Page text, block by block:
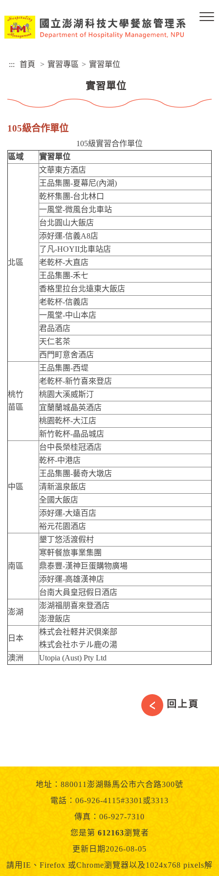
到
要
::: 首頁 > 實習專區 > 實習單位
實習單位
105級合作單位
105級實習合作單位
區域
實習單位
北區
文華東方酒店
王品集團-夏幕尼(內湖)
乾杯集團-台北林口
一風堂-微風台北車站
台北圓山大飯店
添好運-信義A8店
了凡-HOYII北車站店
老乾杯-大直店
王品集團-禾七
香格里拉台北遠東大飯店
老乾杯-信義店
一風堂-中山本店
君品酒店
天仁茗茶
西門町意舍酒店
桃竹
苗區
王品集團-西堤
老乾杯-新竹喜來登店
桃園大溪威斯汀
宜蘭蘭城晶英酒店
桃園乾杯-大江店
新竹乾杯-晶品城店
中區
台中長榮桂冠酒店
乾杯-中港店
王品集團-藝奇大墩店
清新溫泉飯店
全國大飯店
添好運-大遠百店
裕元花園酒店
南區
墾丁悠活渡假村
寒軒餐旅事業集團
鼎泰豐-漢神巨蛋購物廣場
添好運-高雄漢神店
台南大員皇冠假日酒店
澎湖
澎湖福朋喜來登酒店
澎澄飯店
日本
株式会社軽井沢倶楽部
株式会社ホテル鹿の湯
澳洲
Utopia (Aust) Pty Ltd
回上頁
地址：880011澎湖縣馬公市六合路300號
電話：06-926-4115#3301或3313
傳真：06-927-7310
您是第 612163瀏覽者
更新日期2026-08-05
請用IE、Firefox 或Chrome瀏覽器以及1024x768 pixels解